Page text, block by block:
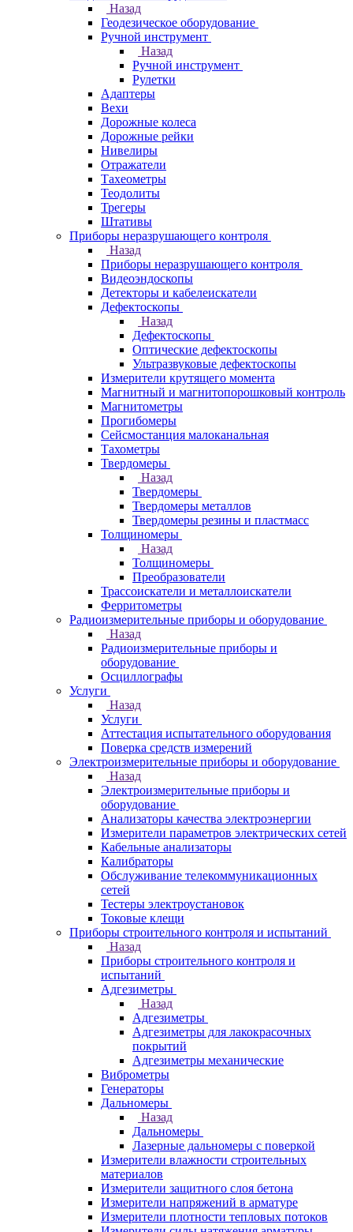
Назад
Геодезическое оборудование
Ручной инструмент
Назад
Ручной инструмент
Рулетки
Адаптеры
Вехи
Дорожные колеса
Дорожные рейки
Нивелиры
Отражатели
Тахеометры
Теодолиты
Трегеры
Штативы
Приборы неразрушающего контроля
Назад
Приборы неразрушающего контроля
Видеоэндоскопы
Детекторы и кабелеискатели
Дефектоскопы
Назад
Дефектоскопы
Оптические дефектоскопы
Ультразвуковые дефектоскопы
Измерители крутящего момента
Магнитный и магнитопорошковый контроль
Магнитометры
Прогибомеры
Сейсмостанция малоканальная
Тахометры
Твердомеры
Назад
Твердомеры
Твердомеры металлов
Твердомеры резины и пластмасс
Толщиномеры
Назад
Толщиномеры
Преобразователи
Трассоискатели и металлоискатели
Ферритометры
Радиоизмерительные приборы и оборудование
Назад
Радиоизмерительные приборы и
оборудование
Осциллографы
Услуги
Назад
Услуги
Аттестация испытательного оборудования
Поверка средств измерений
Электроизмерительные приборы и оборудование
Назад
Электроизмерительные приборы и
оборудование
Анализаторы качества электроэнергии
Измерители параметров электрических сетей
Кабельные анализаторы
Калибраторы
Обслуживание телекоммуникационных
сетей
Тестеры электроустановок
Токовые клещи
Приборы строительного контроля и испытаний
Назад
Приборы строительного контроля и
испытаний
Адгезиметры
Назад
Адгезиметры
Адгезиметры для лакокрасочных
покрытий
Адгезиметры механические
Виброметры
Генераторы
Дальномеры
Назад
Дальномеры
Лазерные дальномеры с поверкой
Измерители влажности строительных
материалов
Измерители защитного слоя бетона
Измерители напряжений в арматуре
Измерители плотности тепловых потоков